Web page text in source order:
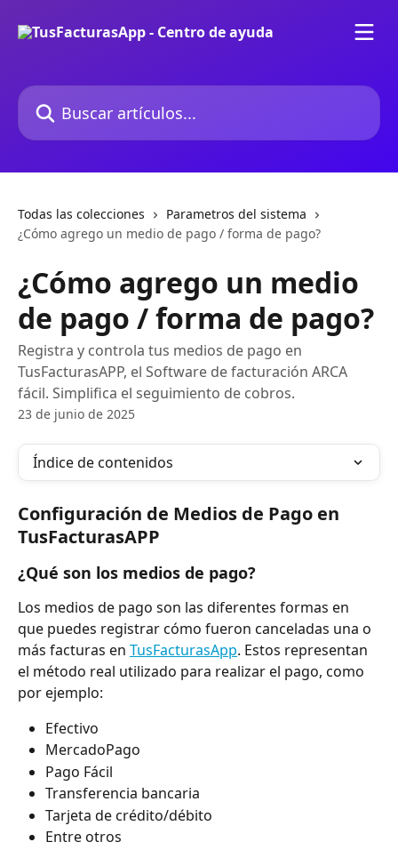
Buscar artículos...
Todas las colecciones
Parametros del sistema
¿Cómo agrego un medio de pago / forma de pago?
¿Cómo agrego un medio
de pago / forma de pago?
Registra y controla tus medios de pago en
TusFacturasAPP, el Software de facturación ARCA
fácil. Simplifica el seguimiento de cobros.
23 de junio de 2025
Índice de contenidos
Configuración de Medios de Pago en
TusFacturasAPP
¿Qué son los medios de pago?
Los medios de pago son las diferentes formas en
que puedes registrar cómo fueron canceladas una o
más facturas en TusFacturasApp. Estos representan
el método real utilizado para realizar el pago, como
por ejemplo:
Efectivo
MercadoPago
Pago Fácil
Transferencia bancaria
Tarjeta de crédito/débito
Entre otros